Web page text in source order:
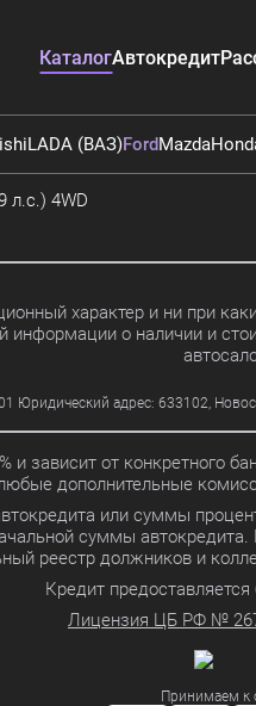
КаталогАвтокредит
LADA (ВАЗ)FordMazda
л.с.) 4WD
характер и ни при
о наличии и
адрес: 633102,
и зависит от
дополнительные
или суммы
суммы
реестр должников и
Кредит
Лицензия ЦБ РФ №
Принимаем к